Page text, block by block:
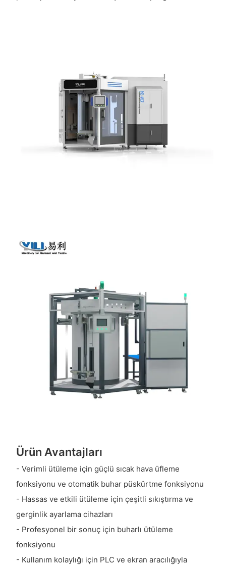
Ürün Avantajları
- Verimli ütüleme için güçlü sıcak hava üfleme
fonksiyonu ve otomatik buhar püskürtme fonksiyonu
- Hassas ve etkili ütüleme için çeşitli sıkıştırma ve
gerginlik ayarlama cihazları
- Profesyonel bir sonuç için buharlı ütüleme
fonksiyonu
- Kullanım kolaylığı için PLC ve ekran aracılığıyla